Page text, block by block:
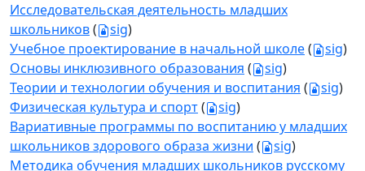
Исследовательская деятельность младших
школьников( sig)
Учебное проектирование в начальной школе( sig)
Основы инклюзивного образования ( sig)
Теории и технологии обучения и воспитания ( sig)
Физическая культура и спорт( sig)
Вариативные программы по воспитанию у младших
школьников здорового образа жизни ( sig)
Методика обучения младших школьников русскому